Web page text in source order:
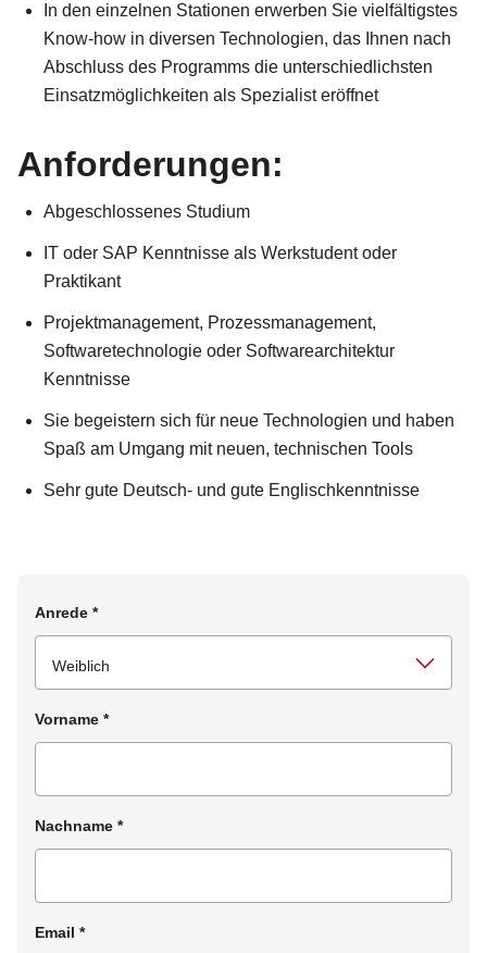
In den einzelnen Stationen erwerben Sie vielfältigstes
Know-how in diversen Technologien, das Ihnen nach
Abschluss des Programms die unterschiedlichsten
Einsatzmöglichkeiten als Spezialist eröffnet
Anforderungen:
Abgeschlossenes Studium
IT oder SAP Kenntnisse als Werkstudent oder
Praktikant
Projektmanagement, Prozessmanagement,
Softwaretechnologie oder Softwarearchitektur
Kenntnisse
Sie begeistern sich für neue Technologien und haben
Spaß am Umgang mit neuen, technischen Tools
Sehr gute Deutsch- und gute Englischkenntnisse
Anrede *
Vorname *
Nachname *
Email *